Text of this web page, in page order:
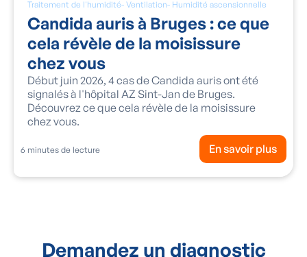
Traitement de l'humidité- Ventilation- Humidité ascensionnelle
Candida auris à Bruges : ce que
cela révèle de la moisissure
chez vous
Début juin 2026, 4 cas de Candida auris ont été
signalés à l'hôpital AZ Sint-Jan de Bruges.
Découvrez ce que cela révèle de la moisissure
chez vous.
6 minutes de lecture En savoir plus
Demandez un diagnostic